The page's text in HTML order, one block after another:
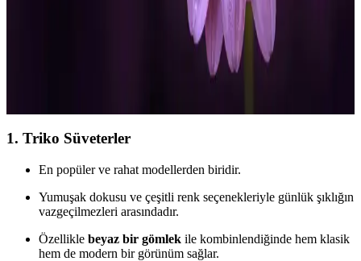
Siyah Saten Midi Elbise: Modern Kadınlar İçin
Zarif ve Çok Yönlü Giyim Seçeneği
Siyah saten midi elbise, zamansız şıklık ve çok yönlülük sunar. Hem
günlük hem de özel davetlerde rahatlık ve zarafet sağlar,
1. Triko Süveterler
En popüler ve rahat modellerden biridir.
Yumuşak dokusu ve çeşitli renk seçenekleriyle günlük şıklığın
vazgeçilmezleri arasındadır.
Özellikle beyaz bir gömlek ile kombinlendiğinde hem klasik
hem de modern bir görünüm sağlar.